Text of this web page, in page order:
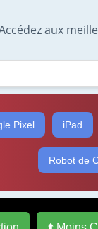
aux
Pixel iPad
Robot de